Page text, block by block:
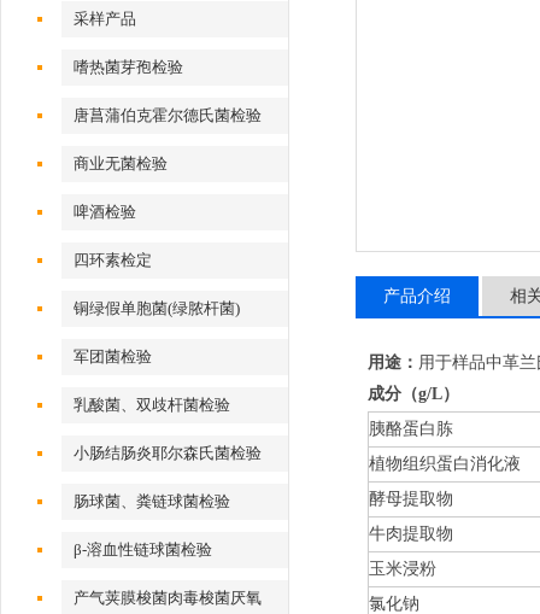
采样产品
嗜热菌芽孢检验
唐菖蒲伯克霍尔德氏菌检验
商业无菌检验
啤酒检验
四环素检定
铜绿假单胞菌(绿脓杆菌)
军团菌检验
乳酸菌、双歧杆菌检验
小肠结肠炎耶尔森氏菌检验
肠球菌、粪链球菌检验
β-溶血性链球菌检验
产气荚膜梭菌肉毒梭菌厌氧
产品介绍 相
用途： 用于样品中革
成分（g/L）
胰酪蛋白胨
植物组织蛋白消化液
酵母提取物
牛肉提取物
玉米浸粉
氯化钠